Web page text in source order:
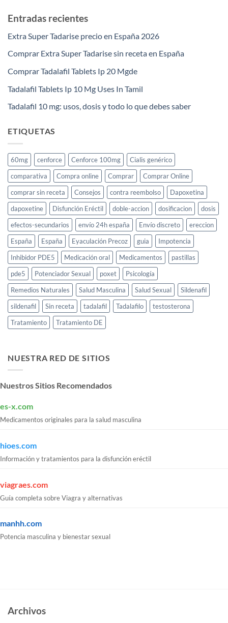
Entradas recientes
Extra Super Tadarise precio en España 2026
Comprar Extra Super Tadarise sin receta en España
Comprar Tadalafil Tablets Ip 20 Mgde
Tadalafil Tablets Ip 10 Mg Uses In Tamil
Tadalafil 10 mg: usos, dosis y todo lo que debes saber
ETIQUETAS
60mg cenforce Cenforce 100mg
Cialis genérico
comparativa
Compra online Comprar
Comprar Online
comprar sin receta
Consejos contra reembolso
Dapoxetina
dapoxetine
Disfunción Eréctil doble-accion dosificacion
dosis
efectos-secundarios
envío 24h españa Envío discreto
ereccion
España
España Eyaculación Precoz guia
Impotencia
Inhibidor PDE5
Medicación oral Medicamentos
pastillas
pde5
Potenciador Sexual poxet
Psicología
Remedios Naturales
Salud Masculina Salud Sexual
Sildenafil
sildenafil
Sin receta tadalafil Tadalafilo
testosterona
Tratamiento
Tratamiento DE
NUESTRA RED DE SITIOS
Nuestros Sitios Recomendados
es-x.com
Medicamentos originales para la salud masculina
hioes.com
Información y tratamientos para la disfunción eréctil
viagraes.com
Guía completa sobre Viagra y alternativas
manhh.com
Potencia masculina y bienestar sexual
Archivos